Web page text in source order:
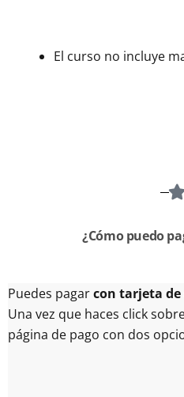
El curso no incluye
¿Cómo puedo
Puedes pagarcon tarjeta
Una vez que haces click
página de pago con dos